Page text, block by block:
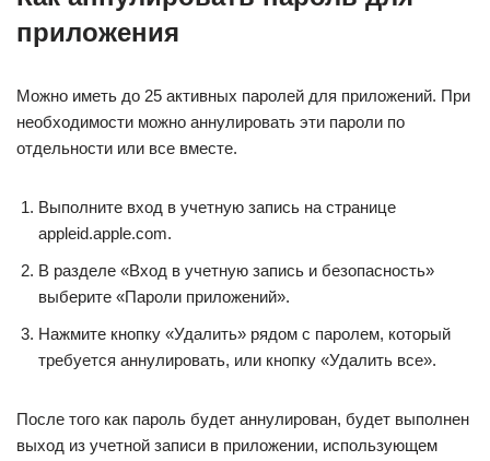
приложения
Можно иметь до 25 активных паролей для приложений. При
необходимости можно аннулировать эти пароли по
отдельности или все вместе.
Выполните вход в учетную запись на странице
appleid.apple.com.
В разделе «Вход в учетную запись и безопасность»
выберите «Пароли приложений».
Нажмите кнопку «Удалить» рядом с паролем, который
требуется аннулировать, или кнопку «Удалить все».
После того как пароль будет аннулирован, будет выполнен
выход из учетной записи в приложении, использующем